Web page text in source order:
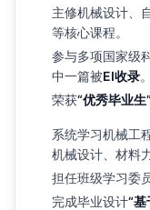
主修机械设计、
等核心课程。
参与多项国家级
中一篇被EI收录。
荣获“优秀毕业生”
系统学习机械工
机械设计、材料
担任班级学习委
完成毕业设计“